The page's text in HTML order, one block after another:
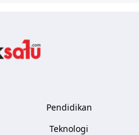
Pendidikan
Teknologi